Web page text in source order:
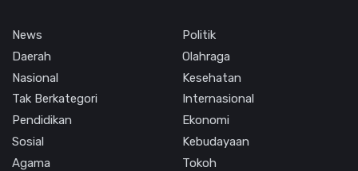
News
Daerah
Nasional
Tak Berkategori
Pendidikan
Sosial
Agama
Politik
Olahraga
Kesehatan
Internasional
Ekonomi
Kebudayaan
Tokoh